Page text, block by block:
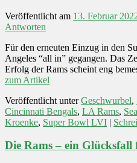
Veröffentlicht am 13. Februar
Antworten
Für den erneuten Einzug in den
Angeles “all in” gegangen. Das
Erfolg der Rams scheint eng
zum Artikel
Veröffentlicht unter Geschwurbel,
Cincinnati Bengals, LA Rams,
Kroenke, Super Bowl LVI |
Die Rams – ein